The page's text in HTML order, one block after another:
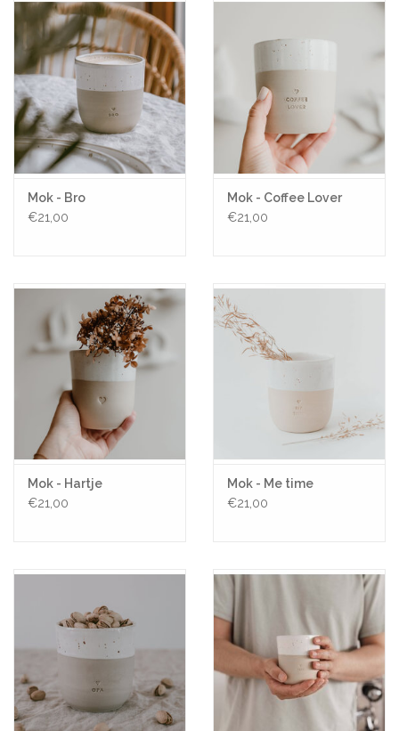
Mok - Bro
€21,00
Mok - Coffee Lover
€21,00
Mok - Hartje
€21,00
Mok - Me time
€21,00